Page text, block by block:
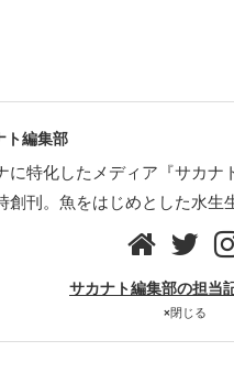
ト編集部
に特化したメディア『サカナ
創刊。魚をはじめとした水生
サカナト編集部の担当
×閉じる